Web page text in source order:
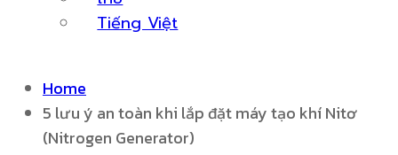
Tiếng Việt
Home
5 lưu ý an toàn khi lắp đặt máy tạo khí Nitơ
(Nitrogen Generator)